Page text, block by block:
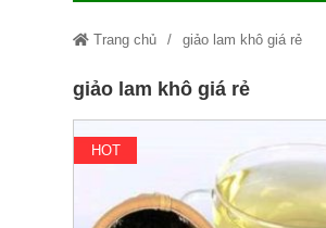
Trang chủ giảo lam khô giá rẻ
giảo lam khô giá rẻ
HOT